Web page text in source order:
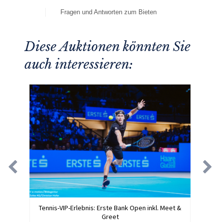
Fragen und Antworten zum Bieten
Diese Auktionen könnten Sie
auch interessieren:
Tennis-VIP-Erlebnis: Erste Bank Open inkl. Meet &
Greet